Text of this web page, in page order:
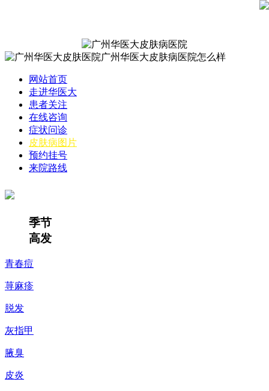
网站首页
走进华医大
患者关注
在线咨询
症状问诊
皮肤病图片
预约挂号
来院路线
季节
高发
青春痘
荨麻疹
脱发
灰指甲
腋臭
皮炎